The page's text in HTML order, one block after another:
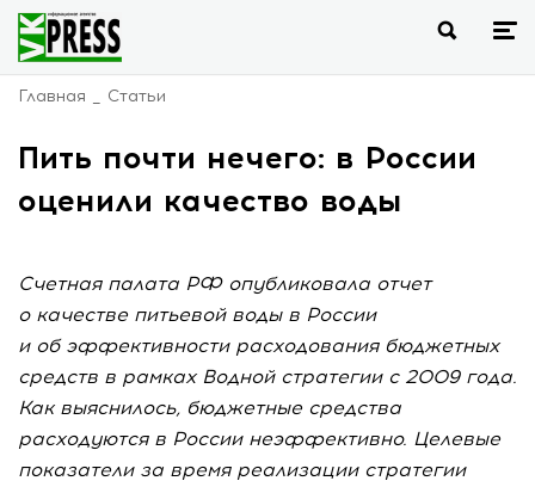
Главная Статьи
Пить почти нечего: в России
оценили качество воды
Счетная палата РФ опубликовала отчет
о качестве питьевой воды в России
и об эффективности расходования бюджетных
средств в рамках Водной стратегии с 2009 года.
Как выяснилось, бюджетные средства
расходуются в России неэффективно. Целевые
показатели за время реализации стратегии